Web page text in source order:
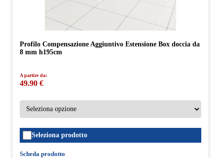
Profilo Compensazione Aggiuntivo Estensione Box doccia da
8 mm h195cm
A partire da:
49.90 €
Seleziona prodotto
Scheda prodotto